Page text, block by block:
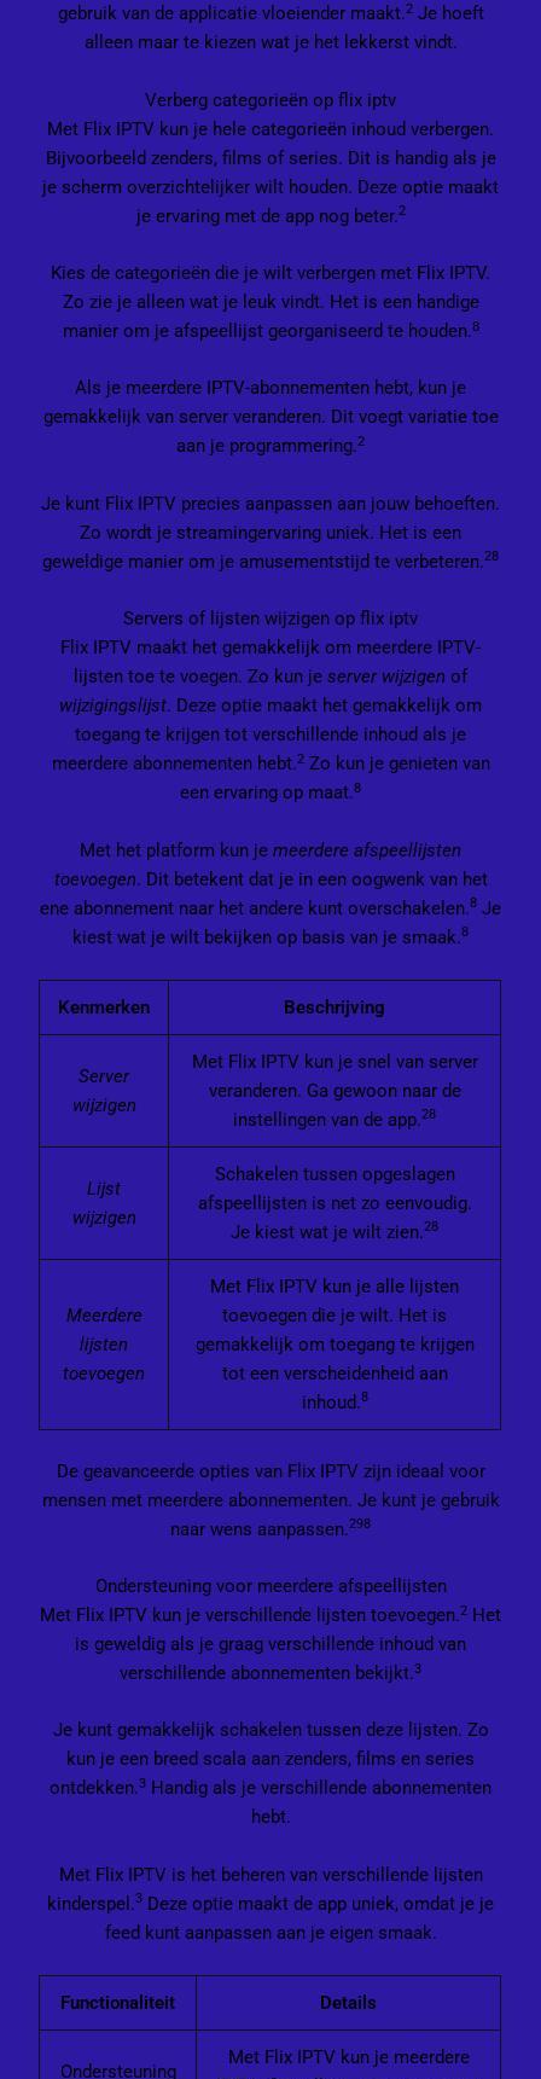
gebruik van de applicatie vloeiender maakt.2Je hoeft
alleen maar te kiezen wat je het lekkerst vindt.
Verberg categorieën op flix iptv
Met Flix IPTV kun je hele categorieën inhoud verbergen.
Bijvoorbeeld zenders, films of series. Dit is handig als je
je scherm overzichtelijker wilt houden. Deze optie maakt
je ervaring met de app nog beter.2
Kies de categorieën die je wilt verbergen met Flix IPTV.
Zo zie je alleen wat je leuk vindt. Het is een handige
manier om je afspeellijst georganiseerd te houden.8
Als je meerdere IPTV-abonnementen hebt, kun je
gemakkelijk van server veranderen. Dit voegt variatie toe
aan je programmering.2
Je kunt Flix IPTV precies aanpassen aan jouw behoeften.
Zo wordt je streamingervaring uniek. Het is een
geweldige manier om je amusementstijd te verbeteren.28
Servers of lijsten wijzigen op flix iptv
Flix IPTV maakt het gemakkelijk om meerdere IPTV-
lijsten toe te voegen. Zo kun je server wijzigen of
wijzigingslijst. Deze optie maakt het gemakkelijk om
toegang te krijgen tot verschillende inhoud als je
meerdere abonnementen hebt.2Zo kun je genieten van
een ervaring op maat.8
Met het platform kun je meerdere afspeellijsten
toevoegen. Dit betekent dat je in een oogwenk van het
ene abonnement naar het andere kunt overschakelen.8 Je
kiest wat je wilt bekijken op basis van je smaak.8
Kenmerken Beschrijving
Server
wijzigen
Met Flix IPTV kun je snel van server
veranderen. Ga gewoon naar de
instellingen van de app.28
Lijst
wijzigen
Schakelen tussen opgeslagen
afspeellijsten is net zo eenvoudig.
Je kiest wat je wilt zien.28
Meerdere
lijsten
toevoegen
Met Flix IPTV kun je alle lijsten
toevoegen die je wilt. Het is
gemakkelijk om toegang te krijgen
tot een verscheidenheid aan
inhoud.8
De geavanceerde opties van Flix IPTV zijn ideaal voor
mensen met meerdere abonnementen. Je kunt je gebruik
naar wens aanpassen.298
Ondersteuning voor meerdere afspeellijsten
Met Flix IPTV kun je verschillende lijsten toevoegen.2 Het
is geweldig als je graag verschillende inhoud van
verschillende abonnementen bekijkt.3
Je kunt gemakkelijk schakelen tussen deze lijsten. Zo
kun je een breed scala aan zenders, films en series
ontdekken.3 Handig als je verschillende abonnementen
hebt.
Met Flix IPTV is het beheren van verschillende lijsten
kinderspel.3 Deze optie maakt de app uniek, omdat je je
feed kunt aanpassen aan je eigen smaak.
Functionaliteit Details
Ondersteuning
Met Flix IPTV kun je meerdere